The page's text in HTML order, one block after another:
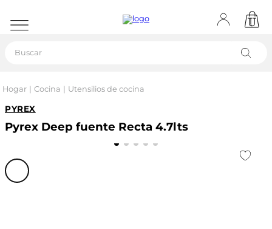
Hogar Cocina Utensilios de cocina
PYREX
Pyrex Deep fuente Recta 4.7lts